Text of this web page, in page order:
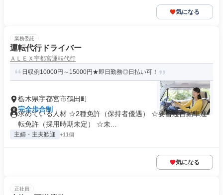
気になる
業務委託
運転代行ドライバー
ＡＬＥＸ宇都宮運転代行
日収例10000円～15000円★即日勤務◎日払い可！
栃木県宇都宮市鶴田町
完全歩合制
求めている人材 ☆2種免許（保持者優遇） ☆要普通自動車運
転免許（採用時期未定） ☆未...
主婦・主夫歓迎 +11個
気になる
正社員